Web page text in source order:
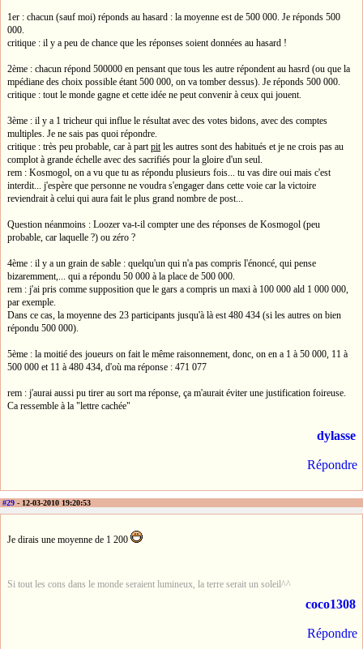
1er : chacun (sauf moi) réponds au hasard : la moyenne est de 500 000. Je réponds 500
000.
critique : il y a peu de chance que les réponses soient données au hasard !
2ème : chacun répond 500000 en pensant que tous les autre répondent au hasrd (ou que la
mpédiane des choix possible étant 500 000, on va tomber dessus). Je réponds 500 000.
critique : tout le monde gagne et cette idée ne peut convenir à ceux qui jouent.
3ème : il y a 1 tricheur qui influe le résultat avec des votes bidons, avec des comptes
multiples. Je ne sais pas quoi répondre.
critique : très peu probable, car à partpitles autres sont des habitués et je ne crois pas au
complot à grande échelle avec des sacrifiés pour la gloire d'un seul.
rem : Kosmogol, on a vu que tu as répondu plusieurs fois... tu vas dire oui mais c'est
interdit... j'espère que personne ne voudra s'engager dans cette voie car la victoire
reviendrait à celui qui aura fait le plus grand nombre de post...
Question néanmoins : Loozer va-t-il compter une des réponses de Kosmogol (peu
probable, car laquelle ?) ou zéro ?
4ème : il y a un grain de sable : quelqu'un qui n'a pas compris l'énoncé, qui pense
bizaremment,... qui a répondu 50 000 à la place de 500 000.
rem : j'ai pris comme supposition que le gars a compris un maxi à 100 000 ald 1 000 000,
par exemple.
Dans ce cas, la moyenne des 23 participants jusqu'à là est 480 434 (si les autres on bien
répondu 500 000).
5ème : la moitié des joueurs on fait le même raisonnement, donc, on en a 1 à 50 000, 11 à
500 000 et 11 à 480 434, d'où ma réponse : 471 077
rem : j'aurai aussi pu tirer au sort ma réponse, ça m'aurait éviter une justification foireuse.
Ca ressemble à la "lettre cachée"
dylasse
Répondre
#29 - 12-03-2010 19:20:53
Je dirais une moyenne de 1 200
Si tout les cons dans le monde seraient lumineux, la terre serait un soleil^^
coco1308
Répondre